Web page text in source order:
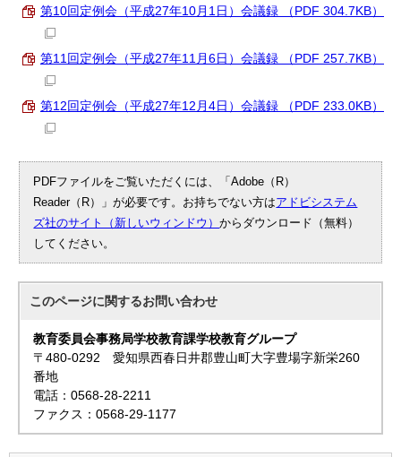
第10回定例会（平成27年10月1日）会議録 （PDF 304.7KB）
第11回定例会（平成27年11月6日）会議録 （PDF 257.7KB）
第12回定例会（平成27年12月4日）会議録 （PDF 233.0KB）
PDFファイルをご覧いただくには、「Adobe（R）
Reader（R）」が必要です。お持ちでない方はアドビシステム
ズ社のサイト（新しいウィンドウ）からダウンロード（無料）
してください。
このページに関するお問い合わせ
教育委員会事務局学校教育課学校教育グループ
〒480-0292 愛知県西春日井郡豊山町大字豊場字新栄260
番地
電話：0568-28-2211
ファクス：0568-29-1177